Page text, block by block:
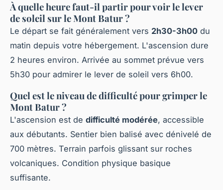
À quelle heure faut-il partir pour voir le lever
de soleil sur le Mont Batur ?
Le départ se fait généralement vers 2h30-3h00 du
matin depuis votre hébergement. L'ascension dure
2 heures environ. Arrivée au sommet prévue vers
5h30 pour admirer le lever de soleil vers 6h00.
Quel est le niveau de difficulté pour grimper le
Mont Batur ?
L'ascension est de difficulté modérée, accessible
aux débutants. Sentier bien balisé avec dénivelé de
700 mètres. Terrain parfois glissant sur roches
volcaniques. Condition physique basique
suffisante.